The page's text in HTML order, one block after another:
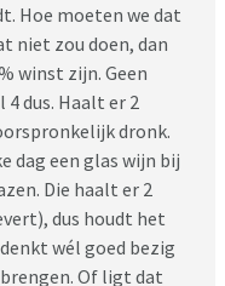
Hoe moeten we dat
niet zou doen, dan
winst zijn. Geen
dus. Haalt er 2
dronk.
dag een glas wijn bij
Die haalt er 2
dus houdt het
wél goed bezig
Of ligt dat